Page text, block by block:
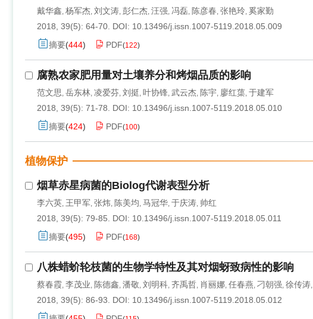
戴华鑫, 杨军杰, 刘文涛, 彭仁杰, 汪强, 冯磊, 陈彦春, 张艳玲, 奚家勤
2018, 39(5): 64-70. DOI: 10.13496/j.issn.1007-5119.2018.05.009
摘要(444) PDF(122)
腐熟农家肥用量对土壤养分和烤烟品质的影响
范文思, 岳东林, 凌爱芬, 刘挺, 叶协锋, 武云杰, 陈宇, 廖红蕖, 于建军
2018, 39(5): 71-78.
DOI: 10.13496/j.issn.1007-5119.2018.05.010
摘要(424) PDF(100)
植物保护
烟草赤星病菌的Biolog代谢表型分析
李六英, 王甲军, 张炜, 陈美均, 马冠华, 于庆涛, 帅红
2018, 39(5): 79-85.
DOI: 10.13496/j.issn.1007-5119.2018.05.011
摘要(495) PDF(168)
八株蜡蚧轮枝菌的生物学特性及其对烟蚜致病性的影响
蔡春霞, 李茂业, 陈德鑫, 潘敬, 刘明科, 齐禹哲, 肖丽娜, 任春燕, 刁朝强, 徐传涛,
2018, 39(5): 86-93.
DOI: 10.13496/j.issn.1007-5119.2018.05.012